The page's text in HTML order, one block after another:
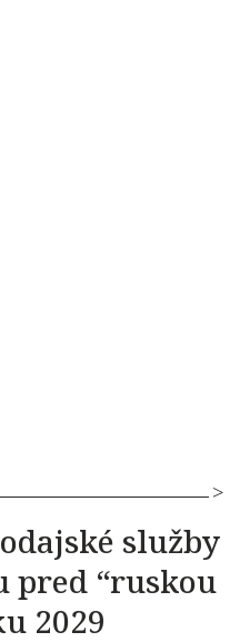
služby
pred “ruskou
2029